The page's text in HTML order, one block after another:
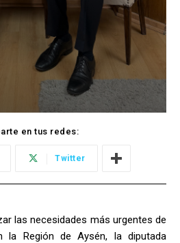
en tus redes:
Twitter
las necesidades más urgentes de
la Región de Aysén, la diputada